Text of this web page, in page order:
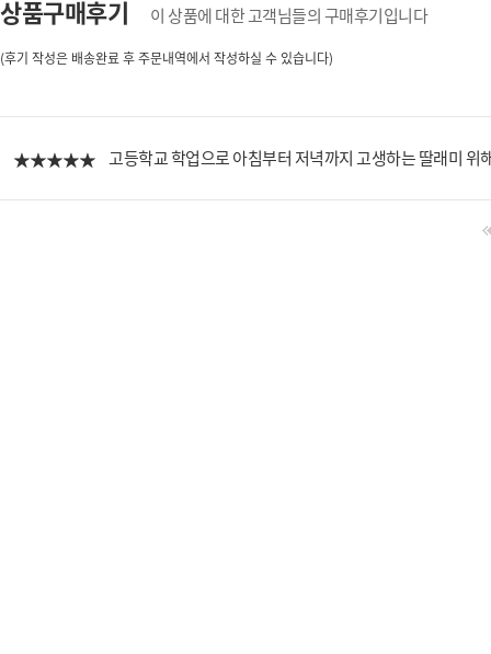
상품구매후기 이 상품에 대한 고객님들의 구매후기입니다
(후기 작성은 배송완료 후 주문내역에서 작성하실 수 있습니다)
고등학교 학업으로 아침부터 저녁까지 고생하는 딸래미 위